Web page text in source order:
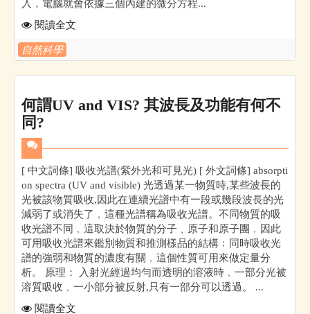
入，電腦就會依據三個內建的微分方程...
閱讀全文
自然科學
何謂UV and VIS? 其波長及功能有何不
同?
[ 中文詞條] 吸收光譜(紫外光和可見光) [ 外文詞條] absorpti
on spectra (UV and visible) 光透過某一物質時,某些波長的
光被該物質吸收,因此在連續光譜中有一段或幾段波長的光
減弱了或消失了﹐這種光譜稱為吸收光譜。不同物質的吸
收光譜不同﹐這取決於物質的分子﹑原子和原子團﹐因此
可用吸收光譜來鑑別物質和推測樣品的結構﹔同時吸收光
譜的強弱和物質的濃度有關﹐這個性質可用來做定量分
析。 原理： 入射光經過均勻而透明的溶液時﹐一部分光被
溶質吸收﹐一小部分被反射,只有一部分可以透過。 ...
閱讀全文